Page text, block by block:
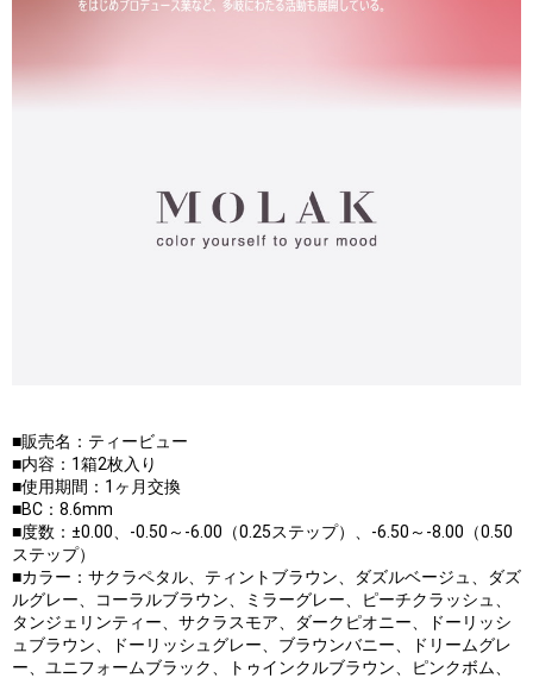
■販売名：ティービュー
■内容：1箱2枚入り
■使用期間：1ヶ月交換
■BC：8.6mm
■度数：±0.00、-0.50～-6.00（0.25ステップ）、-6.50～-8.00（0.50
ステップ）
■カラー：サクラペタル、ティントブラウン、ダズルベージュ、ダズ
ルグレー、コーラルブラウン、ミラーグレー、ピーチクラッシュ、
タンジェリンティー、サクラスモア、ダークピオニー、ドーリッシ
ュブラウン、ドーリッシュグレー、ブラウンバニー、ドリームグレ
ー、ユニフォームブラック、トゥインクルブラウン、ピンクボム、